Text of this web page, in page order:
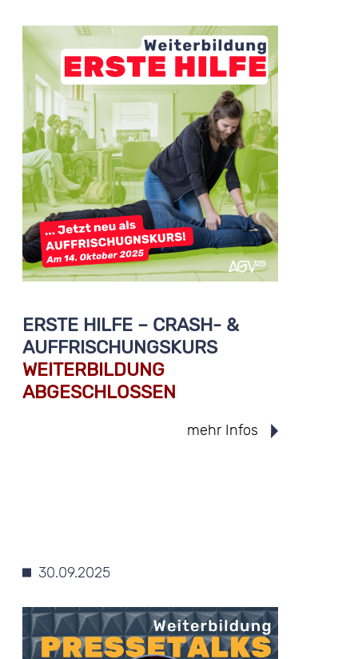
ERSTE HILFE – CRASH- &
AUFFRISCHUNGSKURS
WEITERBILDUNG
ABGESCHLOSSEN
mehr Infos
30.09.2025